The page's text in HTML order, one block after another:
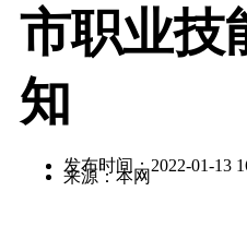
市职业技
知
发布时间：2022-01-13
来源：本网